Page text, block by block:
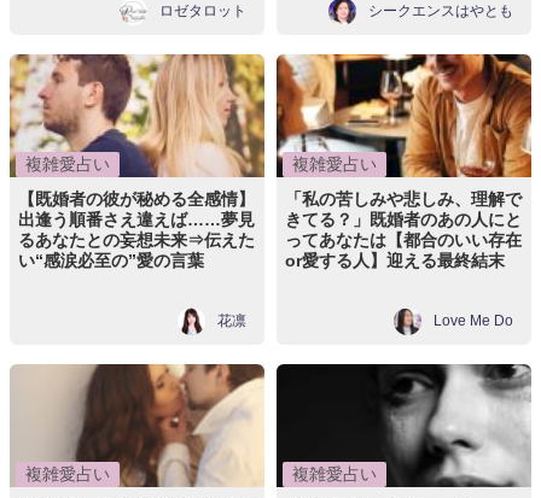
ロゼタロット シークエンスはやとも
複雑愛占い
【既婚者の彼が秘める全感情】
出逢う順番さえ違えば……夢見
るあなたとの妄想未来⇒伝えた
い“感涙必至の”愛の言葉
花凛
複雑愛占い
「私の苦しみや悲しみ、理解で
きてる？」既婚者のあの人にと
ってあなたは【都合のいい存在
or愛する人】迎える最終結末
Love Me Do
複雑愛占い
複雑愛占い